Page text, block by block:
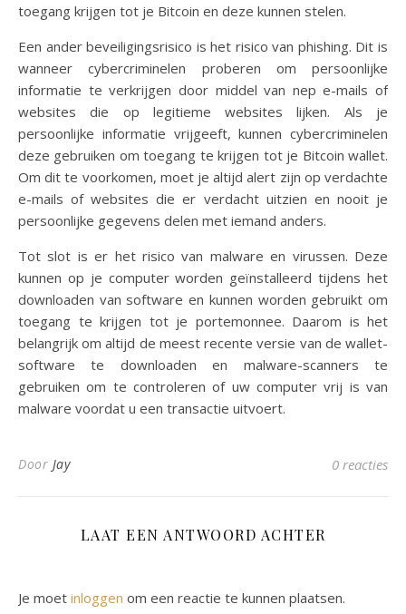
toegang krijgen tot je Bitcoin en deze kunnen stelen.
Een ander beveiligingsrisico is het risico van phishing. Dit is
wanneer cybercriminelen proberen om persoonlijke
informatie te verkrijgen door middel van nep e-mails of
websites die op legitieme websites lijken. Als je
persoonlijke informatie vrijgeeft, kunnen cybercriminelen
deze gebruiken om toegang te krijgen tot je Bitcoin wallet.
Om dit te voorkomen, moet je altijd alert zijn op verdachte
e-mails of websites die er verdacht uitzien en nooit je
persoonlijke gegevens delen met iemand anders.
Tot slot is er het risico van malware en virussen. Deze
kunnen op je computer worden geïnstalleerd tijdens het
downloaden van software en kunnen worden gebruikt om
toegang te krijgen tot je portemonnee. Daarom is het
belangrijk om altijd de meest recente versie van de wallet-
software te downloaden en malware-scanners te
gebruiken om te controleren of uw computer vrij is van
malware voordat u een transactie uitvoert.
Door Jay 0 reacties
LAAT EEN ANTWOORD ACHTER
Je moet inloggen om een reactie te kunnen plaatsen.